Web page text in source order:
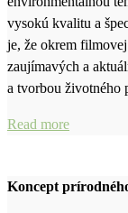
vysokú kvalitu a
je, že okrem
zaujímavých a
a tvorbou
Read more
Koncept